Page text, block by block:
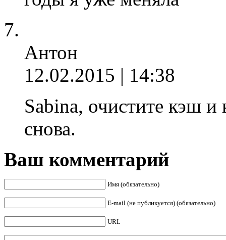
Антон
12.02.2015 | 14:38
Sabina, очистите кэш и
снова.
Ваш комментарий
Имя (обязательно)
E-mail (не публикуется) (обязательно)
URL